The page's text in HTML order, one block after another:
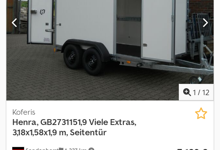
1 / 12
Koferis
Henra, GB2731151,9Viele Extras,
3,18x1,58x1,9 m, Seitentür